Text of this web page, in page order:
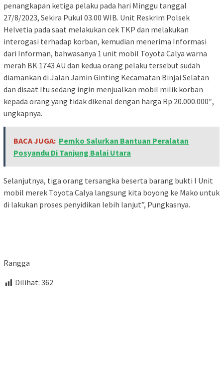
penangkapan ketiga pelaku pada hari Minggu tanggal
27/8/2023, Sekira Pukul 03.00 WIB. Unit Reskrim Polsek
Helvetia pada saat melakukan cek TKP dan melakukan
interogasi terhadap korban, kemudian menerima Informasi
dari Informan, bahwasanya 1 unit mobil Toyota Calya warna
merah BK 1743 AU dan kedua orang pelaku tersebut sudah
diamankan di Jalan Jamin Ginting Kecamatan Binjai Selatan
dan disaat Itu sedang ingin menjualkan mobil milik korban
kepada orang yang tidak dikenal dengan harga Rp 20.000.000″,
ungkapnya.
BACA JUGA: Pemko Salurkan Bantuan Peralatan
Posyandu Di Tanjung Balai Utara
Selanjutnya, tiga orang tersangka beserta barang bukti I Unit
mobil merek Toyota Calya langsung kita boyong ke Mako untuk
di lakukan proses penyidikan lebih lanjut”, Pungkasnya.
Rangga
Dilihat: 362